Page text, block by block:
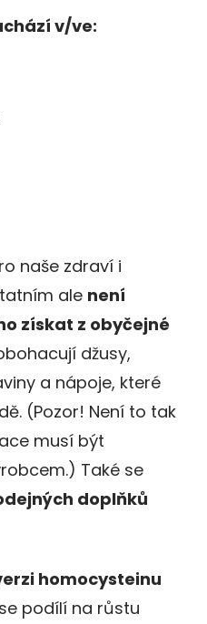
v/ve:
naše zdraví i
ale není
získat z obyčejné
džusy,
a nápoje, které
(Pozor! Není to tak
musí být
Také se
doplňků
homocysteinu
podílí na růstu